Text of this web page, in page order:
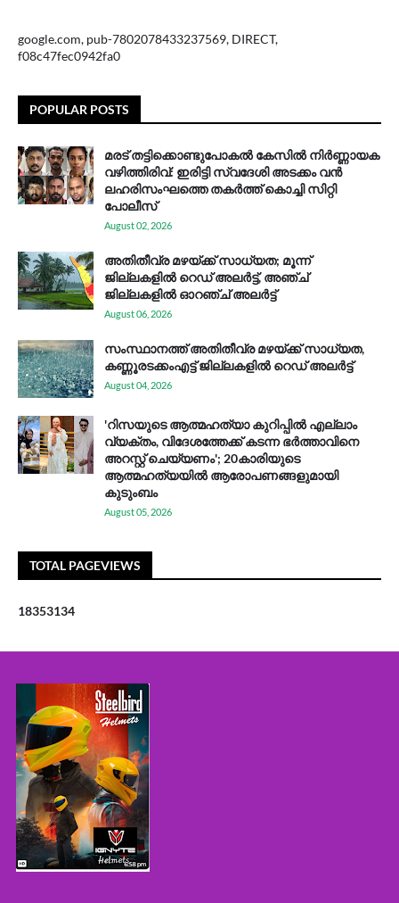
google.com, pub-7802078433237569, DIRECT,
f08c47fec0942fa0
POPULAR POSTS
മരട് തട്ടിക്കൊണ്ടുപോകൽ കേസിൽ നിർണ്ണായക
വഴിത്തിരിവ്: ഇരിട്ടി സ്വദേശി അടക്കം വൻ
ലഹരിസംഘത്തെ തകർത്ത് കൊച്ചി സിറ്റി
പോലീസ്
August 02, 2026
അതിതീവ്ര മഴയ്ക്ക് സാധ്യത; മൂന്ന്
ജില്ലകളിൽ റെഡ് അലർട്ട്, അഞ്ച്
ജില്ലകളിൽ ഓറഞ്ച് അലർട്ട്
August 06, 2026
സം​സ്ഥാ​ന​ത്ത് അ​തി​തീ​വ്ര മ​ഴ​യ്ക്ക് സാ​ധ്യ​ത,
കണ്ണൂരടക്കംഎ​ട്ട് ജി​ല്ല​ക​ളി​ൽ റെ​ഡ് അ​ലർ​ട്ട്
August 04, 2026
'റിസയുടെ ആത്മഹത്യാ കുറിപ്പിൽ എല്ലാം
വ്യക്തം, വിദേശത്തേക്ക് കടന്ന ഭർത്താവിനെ
അറസ്റ്റ് ചെയ്യണം'; 20കാരിയുടെ
ആത്മഹത്യയിൽ ആരോപണങ്ങളുമായി
കുടുംബം
August 05, 2026
TOTAL PAGEVIEWS
18353134